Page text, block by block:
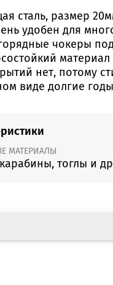
сталь, размер
удобен для
чокеры
нет, потому
виде долгие
МАТЕРИАЛЫ
тоглы и